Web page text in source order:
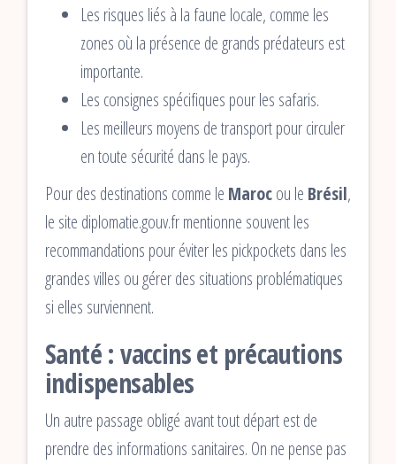
Les risques liés à la faune locale, comme les
zones où la présence de grands prédateurs est
importante.
Les consignes spécifiques pour les safaris.
Les meilleurs moyens de transport pour circuler
en toute sécurité dans le pays.
Pour des destinations comme le Marocou le Brésil,
le site diplomatie.gouv.fr mentionne souvent les
recommandations pour éviter les pickpockets dans les
grandes villes ou gérer des situations problématiques
si elles surviennent.
Santé : vaccins et précautions
indispensables
Un autre passage obligé avant tout départ est de
prendre des informations sanitaires. On ne pense pas